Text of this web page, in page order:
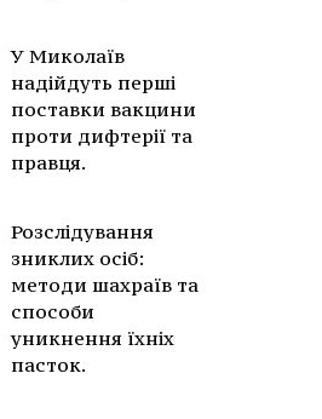
У Миколаїв
надійдуть перші
поставки вакцини
проти дифтерії та
правця.
Розслідування
зниклих осіб:
методи шахраїв та
способи
уникнення їхніх
пасток.